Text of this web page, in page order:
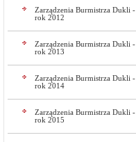
Zarządzenia Burmistrza Dukli -
rok 2012
Zarządzenia Burmistrza Dukli -
rok 2013
Zarządzenia Burmistrza Dukli -
rok 2014
Zarządzenia Burmistrza Dukli -
rok 2015